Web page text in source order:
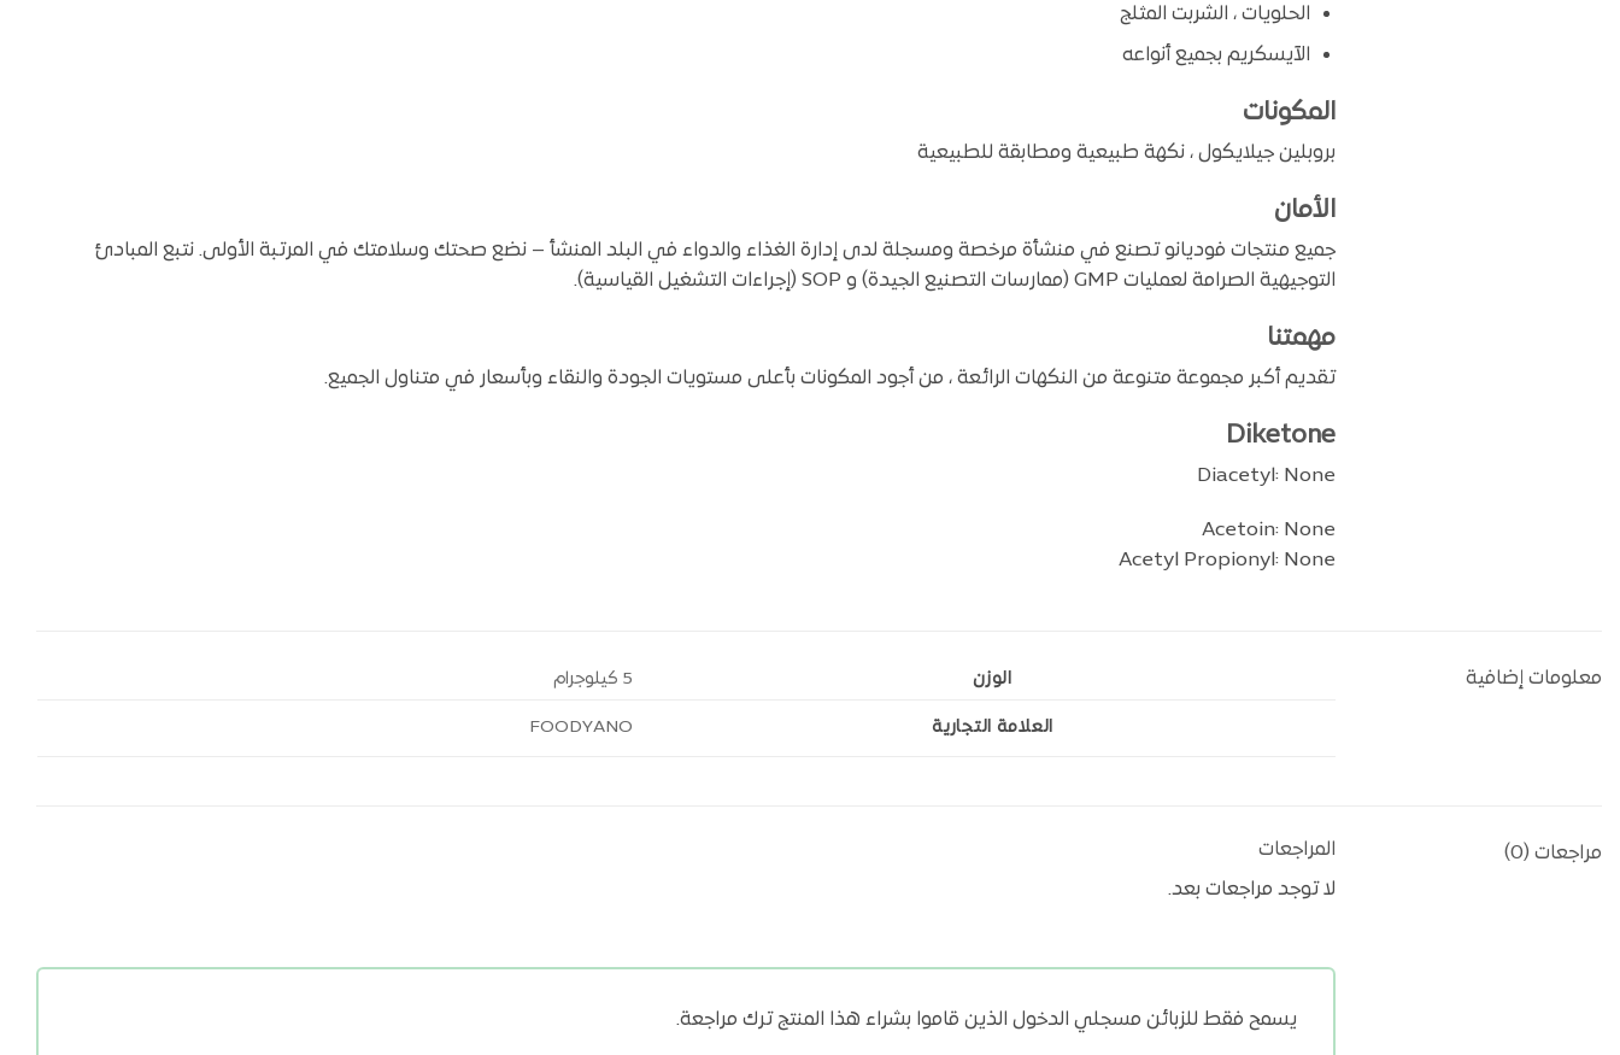
الحلويات ، الشربت المثلج
الآيسكريم بجميع أنواعه
المكونات
بروبلين جيلايكول ، نكهة طبيعية ومطابقة للطبيعية
الأمان
جميع منتجات فوديانو تصنع في منشأة مرخصة ومسجلة لدى إدارة الغذاء والدواء في البلد المنشأ – نضع صحتك وسلامتك في المرتبة الأولى. نتبع المبادئ
التوجيهية الصرامة لعمليات GMP (ممارسات التصنيع الجيدة) و SOP (إجراءات التشغيل القياسية).
مهمتنا
تقديم أكبر مجموعة متنوعة من النكهات الرائعة ، من أجود المكونات بأعلى مستويات الجودة والنقاء وبأسعار في متناول الجميع.
Diketone
Diacetyl: None
Acetoin: None
Acetyl Propionyl: None
معلومات إضافية الوزن 5 كيلوجرام
العلامة التجارية FOODYANO
مراجعات (0)
المراجعات
لا توجد مراجعات بعد.
يسمح فقط للزبائن مسجلي الدخول الذين قاموا بشراء هذا المنتج ترك مراجعة.